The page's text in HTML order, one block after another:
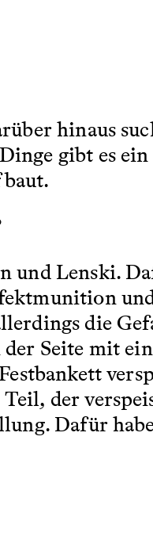
hinaus
gibt es
und Lenski.
die
Seite mit
der
Dafür